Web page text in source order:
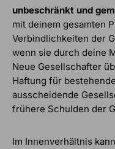
unbeschränkt und
mit deinem gesamten
Verbindlichkeiten der
wenn sie durch deine
Neue Gesellschafter
Haftung für
ausscheidende
frühere Schulden der
Im Innenverhältnis